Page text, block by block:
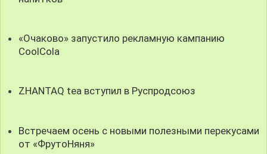
«Очаково» запустило рекламную кампанию
CoolCola
ZHANTAQ tea вступил в Руспродсоюз
Встречаем осень с новыми полезными перекусами
от «ФрутоНяня»